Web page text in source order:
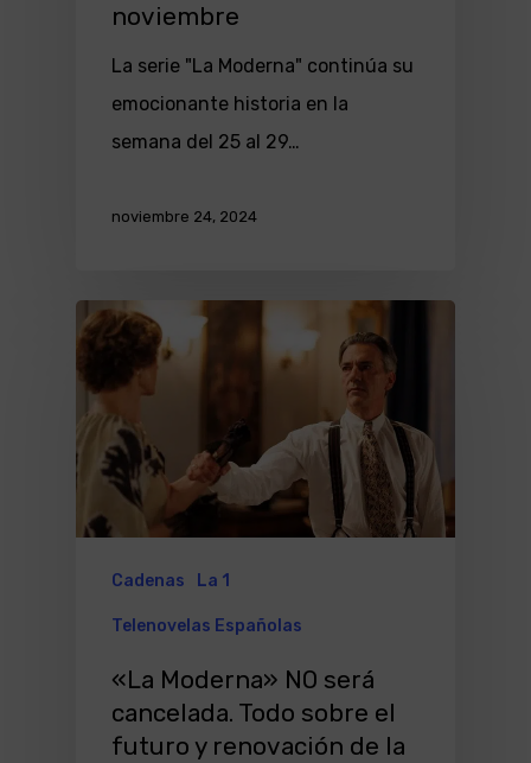
noviembre
La serie "La Moderna" continúa su
emocionante historia en la
semana del 25 al 29…
noviembre 24, 2024
Cadenas La 1
Telenovelas Españolas
«La Moderna» NO será
cancelada. Todo sobre el
futuro y renovación de la